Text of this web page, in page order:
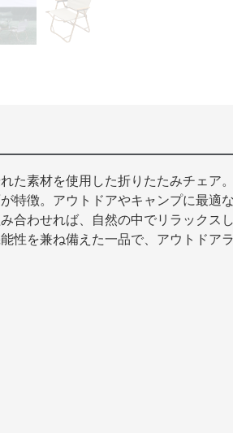
た素材を使用した折りたたみチェア
特徴。アウトドアやキャンプに最適
合わせれば、自然の中でリラックス
性を兼ね備えた一品で、アウトドア